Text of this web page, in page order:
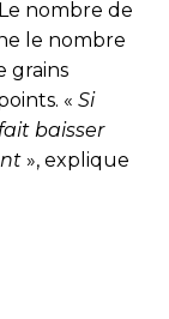
nombre de
le nombre
grains
« Si
baisser
», explique